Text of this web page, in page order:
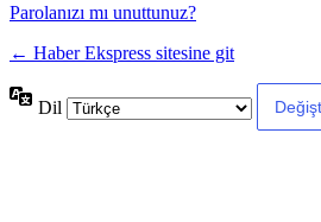
Parolanızı mı unuttunuz?
← Haber Ekspress sitesine git
Dil